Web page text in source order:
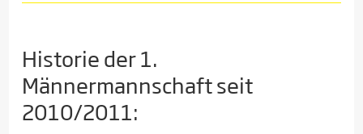
Historie der 1.
Männermannschaft seit
2010/2011: